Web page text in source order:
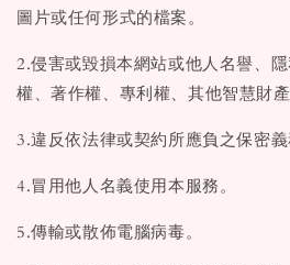
圖片或任何形式的檔案。
2.侵害或毀損本網站或他人名譽、
權、著作權、專利權、其他智慧財產
3.違反依法律或契約所應負之保密義
4.冒用他人名義使用本服務。
5.傳輸或散佈電腦病毒。